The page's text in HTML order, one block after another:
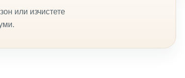
или изчистете